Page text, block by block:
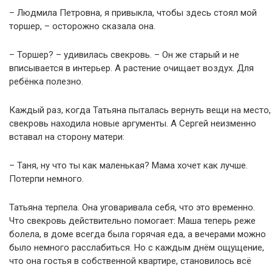
– Людмила Петровна, я привыкла, чтобы здесь стоял мой
торшер, – осторожно сказала она.
– Торшер? – удивилась свекровь. – Он же старый и не
вписывается в интерьер. А растение очищает воздух. Для
ребёнка полезно.
Каждый раз, когда Татьяна пыталась вернуть вещи на место,
свекровь находила новые аргументы. А Сергей неизменно
вставал на сторону матери:
– Таня, ну что ты как маленькая? Мама хочет как лучше.
Потерпи немного.
Татьяна терпела. Она уговаривала себя, что это временно.
Что свекровь действительно помогает: Маша теперь реже
болела, в доме всегда была горячая еда, а вечерами можно
было немного расслабиться. Но с каждым днём ощущение,
что она гостья в собственной квартире, становилось всё